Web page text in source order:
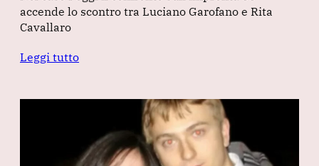
accende lo scontro tra Luciano Garofano e Rita
Cavallaro
Leggi tutto